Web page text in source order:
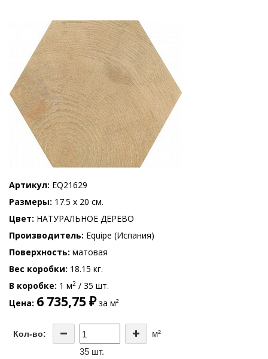
Артикул EQ21629
Размеры 17.5 x 20 см.
Цвет НАТУРАЛЬНОЕ ДЕРЕВО
Производитель Equipe (Испания)
Поверхность матовая
Вес коробки 18.15 кг.
В коробке 1 м2 / 35 шт.
Цена 6 735,75 ₽за м²
Кол-во:
м²
35 шт.